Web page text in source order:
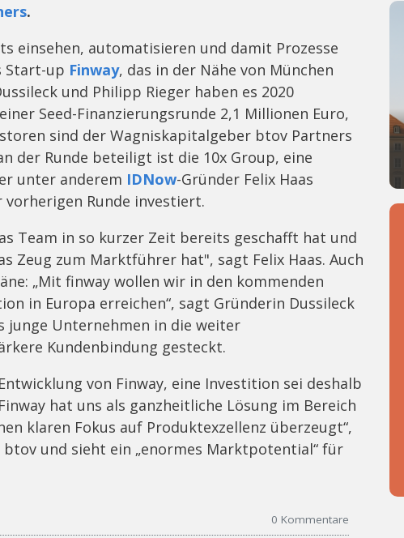
.
einsehen, automatisieren und damit Prozesse
Start-up Finway, das in der Nähe von München
und Philipp Rieger haben es 2020
Seed-Finanzierungsrunde 2,1 Millionen Euro,
sind der Wagniskapitalgeber btov Partners
der Runde beteiligt ist die 10x Group, eine
unter anderem IDNow-Gründer Felix Haas
Runde investiert.
Team in so kurzer Zeit bereits geschafft hat und
Zeug zum Marktführer hat", sagt Felix Haas. Auch
„Mit finway wollen wir in den kommenden
in Europa erreichen“, sagt Gründerin Dussileck
junge Unternehmen in die weiter
Kundenbindung gesteckt.
von Finway, eine Investition sei deshalb
hat uns als ganzheitliche Lösung im Bereich
klaren Fokus auf Produktexzellenz überzeugt“,
und sieht ein „enormes Marktpotential“ für
0 Kommentare